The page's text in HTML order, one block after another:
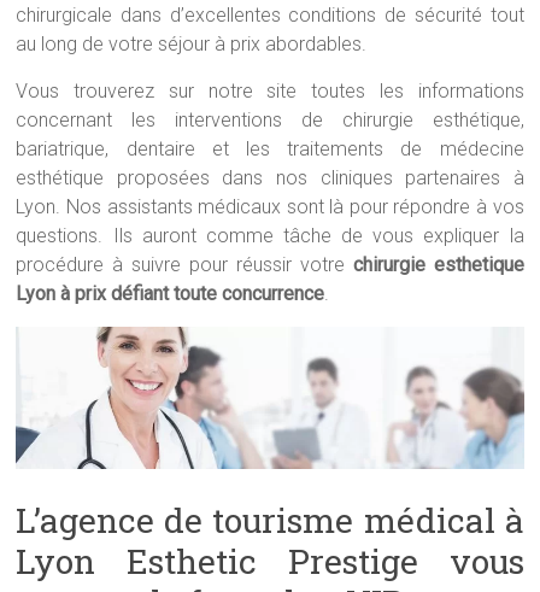
chirurgicale dans d’excellentes conditions de sécurité tout
au long de votre séjour à prix abordables.
Vous trouverez sur notre site toutes les informations
concernant les interventions de chirurgie esthétique,
bariatrique, dentaire et les traitements de médecine
esthétique proposées dans nos cliniques partenaires à
Lyon. Nos assistants médicaux sont là pour répondre à vos
questions. Ils auront comme tâche de vous expliquer la
procédure à suivre pour réussir votre chirurgie esthetique
Lyon à prix défiant touteconcurrence
L’agence de tourisme médical à
Lyon Esthetic Prestige vous